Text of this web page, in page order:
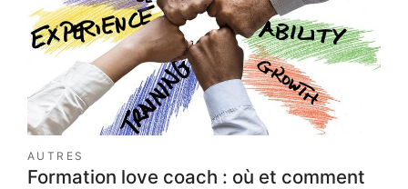
AUTRES
Formation love coach : où et comment